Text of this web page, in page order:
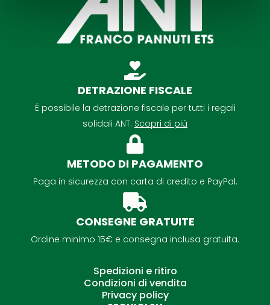
DETRAZIONE FISCALE
É possibile la detrazione fiscale per tutti i regali
solidali ANT. Scopri di più
METODO DI PAGAMENTO
Paga in sicurezza con carta di credito e PayPal.
CONSEGNE GRATUITE
Ordine minimo 15€ e consegna inclusa gratuita.
Spedizioni e ritiro
Condizioni di vendita
Privacy policy